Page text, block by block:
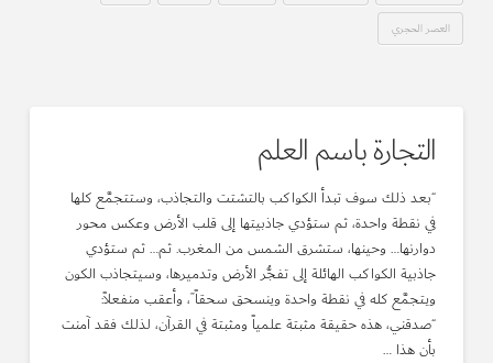
العصر الحجري
التجارة باسم العلم
“بعد ذلك سوف تبدأ الكواكب بالتشتت والتجاذب، وستتجمَّع كلها
في نقطة واحدة، ثم ستؤدي جاذبيتها إلى قلب الأرض وعكس محور
دوارنها… وحينها، ستشرق الشمس من المغرب. ثم… ثم ستؤدي
جاذبية الكواكب الهائلة إلى تفجُّر الأرض وتدميرها، وسيتجاذب الكون
ويتجمَّع كله في نقطة واحدة وينسحق سحقاً”، وأعقب منفعلاً:
“صدقني، هذه حقيقة مثبتة علمياً ومثبتة في القرآن، لذلك فقد آمنت
بأن هذا …